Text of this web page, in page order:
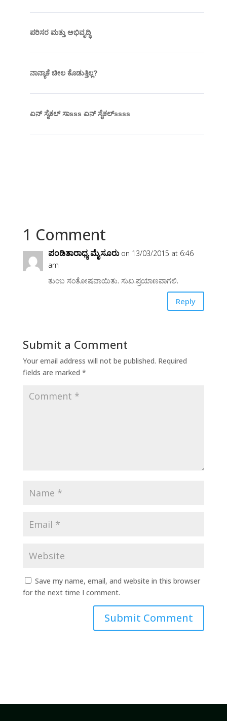
ಪರಿಸರ ಮತ್ತು ಅಭಿವೃದ್ಧಿ
ನಾನ್ಯಾಕೆ ಚೀಲ ಕೊಡುತ್ತಿಲ್ಲ?
ಏನ್ ಸೈಕಲ್ ಸಾsss ಏನ್ ಸೈಕಲ್ssss
1 Comment
ಪಂಡಿತಾರಾಧ್ಯ ಮೈಸೂರು on 13/03/2015 at 6:46
am
ತುಂಬ ಸಂತೋಷವಾಯಿತು. ಸುಖ.ಪ್ರಯಾಣವಾಗಲಿ.
Reply
Submit a Comment
Your email address will not be published. Required
fields are marked *
Save my name, email, and website in this browser
for the next time I comment.
Submit Comment